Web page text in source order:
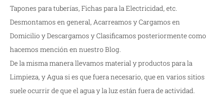
Tapones para tuberías, Fichas para la Electricidad, etc.
Desmontamos en general, Acarreamos y Cargamos en
Domicilio y Descargamos y Clasificamos posteriormente como
hacemos mención en nuestro Blog.
De la misma manera llevamos material y productos para la
Limpieza, y Agua si es que fuera necesario, que en varios sitios
suele ocurrir de que el agua y la luz están fuera de actividad.